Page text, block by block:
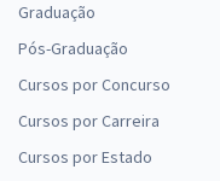
Graduação
Pós-Graduação
Cursos por Concurso
Cursos por Carreira
Cursos por Estado